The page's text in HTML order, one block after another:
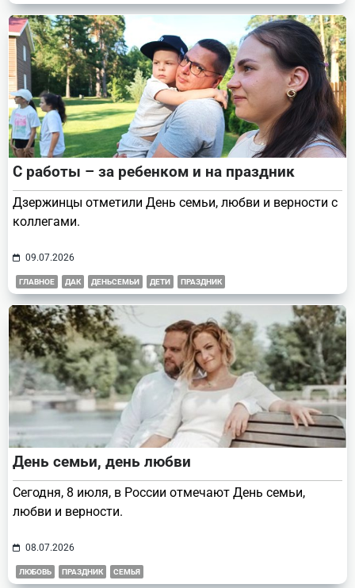
С работы – за ребенком и на праздник
Дзержинцы отметили День семьи, любви и верности с
коллегами.
09.07.2026
ГЛАВНОЕ ДАК ДЕНЬСЕМЬИ ДЕТИ ПРАЗДНИК
День семьи, день любви
Сегодня, 8 июля, в России отмечают День семьи,
любви и верности.
08.07.2026
ЛЮБОВЬ ПРАЗДНИК СЕМЬЯ